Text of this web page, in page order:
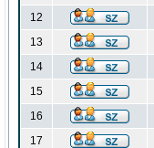
12
13
14
15
16
17